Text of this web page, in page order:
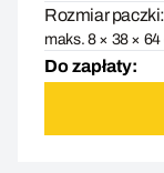
Rozmiar paczki:
maks. 8 × 38 ×
Do zapłaty: